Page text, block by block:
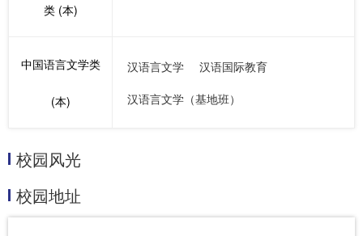
类 (本)
中国语言文学类
(本)
汉语言文学
汉语国际教育
汉语言文学（基地班）
校园风光
校园地址